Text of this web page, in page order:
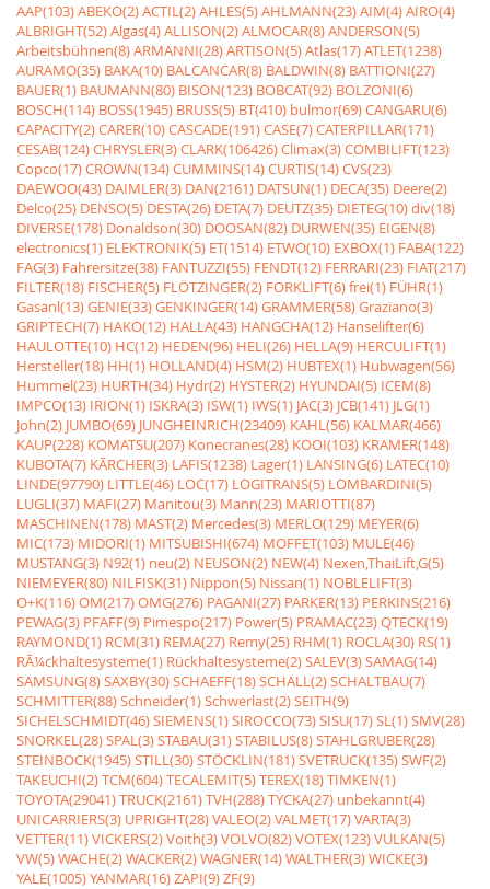
AAP(103)ABEKO(2)ACTIL(2)AHLES(5)AHLMANN(23)AIM(4)AIRO(4)
ALBRIGHT(52)Algas(4)ALLISON(2)ALMOCAR(8)ANDERSON(5)
Arbeitsbühnen(8)ARMANNI(28)ARTISON(5)Atlas(17)ATLET(1238)
AURAMO(35) BAKA(10) BALCANCAR(8) BALDWIN(8) BATTIONI(27)
BAUER(1) BAUMANN(80) BISON(123) BOBCAT(92) BOLZONI(6)
BOSCH(114) BOSS(1945) BRUSS(5) BT(410) bulmor(69)CANGARU(6)
CAPACITY(2)CARER(10)CASCADE(191)CASE(7)CATERPILLAR(171)
CESAB(124)CHRYSLER(3)CLARK(106426)Climax(3)COMBILIFT(123)
Copco(17)CROWN(134)CUMMINS(14)CURTIS(14)CVS(23)
DAEWOO(43) DAIMLER(3) DAN(2161) DATSUN(1) DECA(35) Deere(2)
Delco(25) DENSO(5) DESTA(26) DETA(7) DEUTZ(35) DIETEG(10)div(18)
DIVERSE(178) Donaldson(30) DOOSAN(82) DURWEN(35) EIGEN(8)
electronics(1) ELEKTRONIK(5) ET(1514) ETWO(10) EXBOX(1) FABA(122)
FAG(3) Fahrersitze(38) FANTUZZI(55) FENDT(12) FERRARI(23) FIAT(217)
FILTER(18) FISCHER(5) FLÖTZINGER(2) FORKLIFT(6)frei(1) FÜHR(1)
Gasanl(13)GENIE(33)GENKINGER(14)GRAMMER(58)Graziano(3)
GRIPTECH(7) HAKO(12) HALLA(43) HANGCHA(12) Hanselifter(6)
HAULOTTE(10) HC(12) HEDEN(96) HELI(26) HELLA(9) HERCULIFT(1)
Hersteller(18) HH(1) HOLLAND(4) HSM(2) HUBTEX(1) Hubwagen(56)
Hummel(23) HURTH(34) Hydr(2) HYSTER(2) HYUNDAI(5) ICEM(8)
IMPCO(13) IRION(1) ISKRA(3) ISW(1) IWS(1) JAC(3) JCB(141) JLG(1)
John(2) JUMBO(69) JUNGHEINRICH(23409) KAHL(56) KALMAR(466)
KAUP(228) KOMATSU(207) Konecranes(28) KOOI(103) KRAMER(148)
KUBOTA(7) KÃRCHER(3) LAFIS(1238) Lager(1) LANSING(6) LATEC(10)
LINDE(97790) LITTLE(46) LOC(17) LOGITRANS(5) LOMBARDINI(5)
LUGLI(37) MAFI(27) Manitou(3) Mann(23) MARIOTTI(87)
MASCHINEN(178) MAST(2) Mercedes(3) MERLO(129) MEYER(6)
MIC(173) MIDORI(1) MITSUBISHI(674) MOFFET(103) MULE(46)
MUSTANG(3) N92(1) neu(2) NEUSON(2) NEW(4) Nexen,ThaiLift,G(5)
NIEMEYER(80) NILFISK(31) Nippon(5) Nissan(1) NOBLELIFT(3)
O+K(116)OM(217)OMG(276) PAGANI(27) PARKER(13) PERKINS(216)
PEWAG(3) PFAFF(9) Pimespo(217) Power(5) PRAMAC(23)QTECK(19)
RAYMOND(1) RCM(31) REMA(27) Remy(25) RHM(1) ROCLA(30) RS(1)
RÃ¼ckhaltesysteme(1) Rückhaltesysteme(2)SALEV(3)SAMAG(14)
SAMSUNG(8)SAXBY(30)SCHAEFF(18)SCHALL(2)SCHALTBAU(7)
SCHMITTER(88)Schneider(1)Schwerlast(2)SEITH(9)
SICHELSCHMIDT(46)SIEMENS(1)SIROCCO(73)SISU(17)SL(1)SMV(28)
SNORKEL(28)SPAL(3)STABAU(31)STABILUS(8)STAHLGRUBER(28)
STEINBOCK(1945)STILL(30)STÖCKLIN(181)SVETRUCK(135)SWF(2)
TAKEUCHI(2)TCM(604)TECALEMIT(5)TEREX(18)TIMKEN(1)
TOYOTA(29041)TRUCK(2161)TVH(288)TYCKA(27) unbekannt(4)
UNICARRIERS(3) UPRIGHT(28)VALEO(2)VALMET(17)VARTA(3)
VETTER(11)VICKERS(2)Voith(3)VOLVO(82)VOTEX(123)VULKAN(5)
VW(5)WACHE(2)WACKER(2)WAGNER(14)WALTHER(3)WICKE(3)
YALE(1005)YANMAR(16)ZAPI(9)ZF(9)